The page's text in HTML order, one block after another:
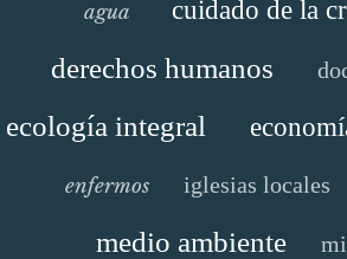
agua cuidado de la
derechos humanos
ecología integral
enfermos iglesias locales
medio ambiente